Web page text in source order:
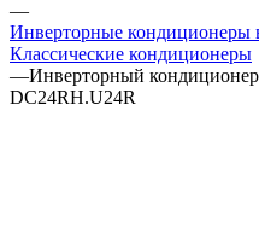
—
Инверторные кондиционеры
Классические кондиционеры
—Инверторный
DC24RH.U24R